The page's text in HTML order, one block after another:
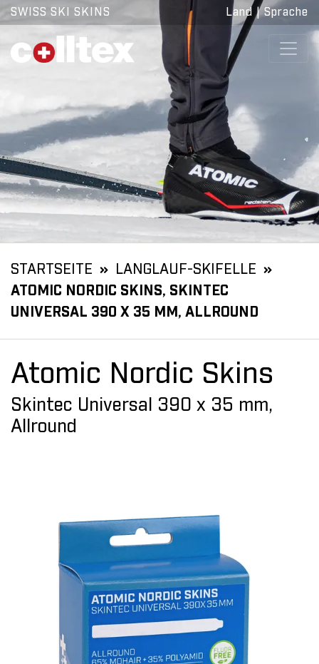
SWISS SKI SKINS Land |Sprache
STARTSEITE
LANGLAUF-SKIFELLE
ATOMIC NORDIC SKINS, SKINTEC
UNIVERSAL 390 X 35 MM, ALLROUND
Atomic Nordic Skins
Skintec Universal 390 x 35 mm,
Allround